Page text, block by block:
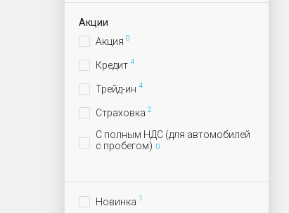
Акции
Акция 0
Кредит 4
Трейд-ин 4
Страховка 2
С полным НДС (для автомобилей
с пробегом) 0
Новинка 1